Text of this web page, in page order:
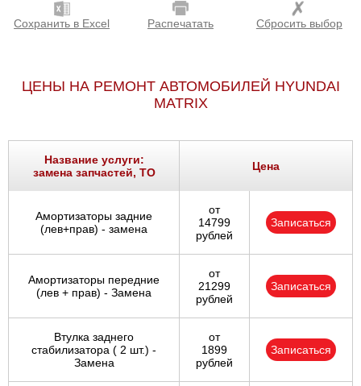
Сохранить в Excel Распечатать Сбросить выбор
ЦЕНЫ НА РЕМОНТ АВТОМОБИЛЕЙ HYUNDAI
MATRIX
Название услуги:
замена запчастей, ТО
Цена
Амортизаторы задние
(лев+прав) - замена
от
14799
рублей
Записаться
Амортизаторы передние
(лев + прав) - Замена
от
21299
рублей
Записаться
Втулка заднего
стабилизатора ( 2 шт.) -
Замена
от
1899
рублей
Записаться